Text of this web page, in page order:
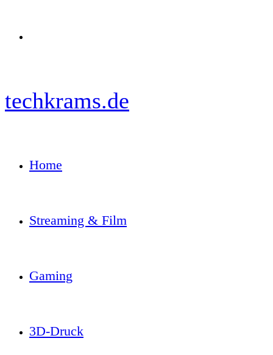
techkrams.de
Home
Streaming & Film
Gaming
3D-Druck